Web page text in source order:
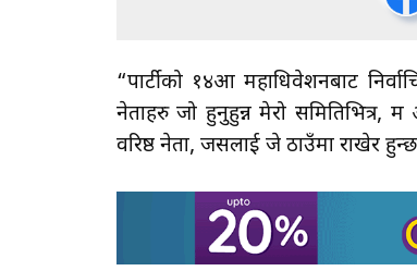
“पार्टीको १४औँ महाधिवेशनबाट
नेताहरु जो हुनुहुन्न मेरो समितिभित्र, म
वरिष्ठ नेता, जसलाई जे ठाउँमा राखेर